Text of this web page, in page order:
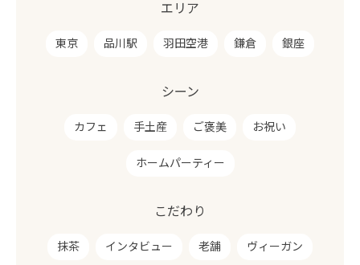
エリア
東京 品川駅 羽田空港 鎌倉 銀座
シーン
カフェ 手土産 ご褒美 お祝い
ホームパーティー
こだわり
抹茶 インタビュー 老舗 ヴィーガン